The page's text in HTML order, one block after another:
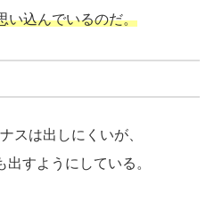
い込んでいるのだ。
スは出しにくいが、
すようにしている。